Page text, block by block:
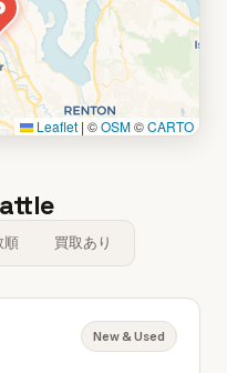
Leaflet | ©OSM©CARTO
順 買取あり
New & Used